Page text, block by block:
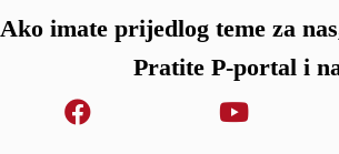
Ako imate prijedlog teme za
Pratite P-portal i